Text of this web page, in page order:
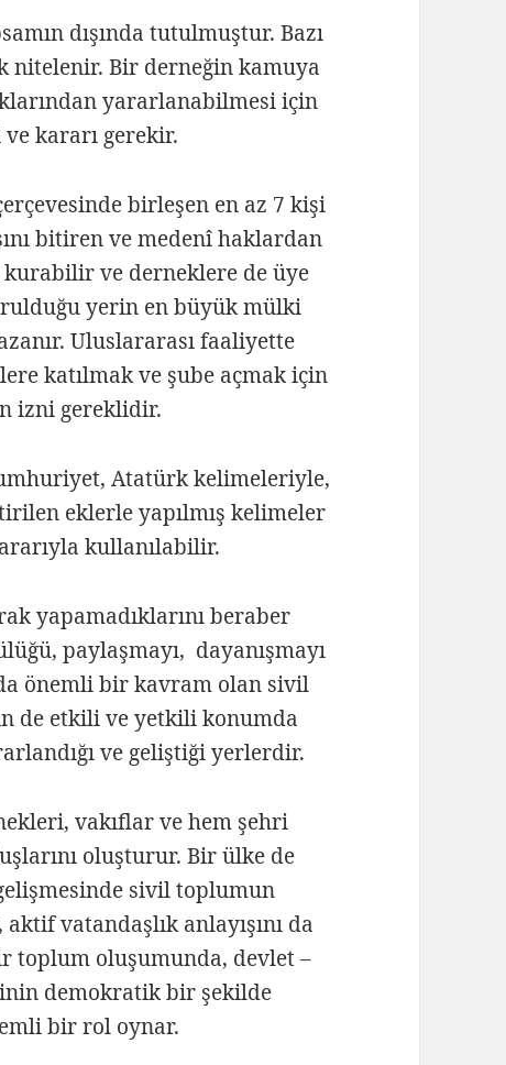
dışında tutulmuştur. Bazı
nitelenir. Bir derneğin kamuya
yararlanabilmesi için
kararı gerekir.
birleşen en az 7 kişi
bitiren ve medenî haklardan
ve derneklere de üye
yerin en büyük mülki
Uluslararası faaliyette
katılmak ve şube açmak için
izni gereklidir.
Atatürk kelimeleriyle,
eklerle yapılmış kelimeler
kullanılabilir.
yapamadıklarını beraber
paylaşmayı, dayanışmayı
önemli bir kavram olan sivil
de etkili ve yetkili konumda
ve geliştiği yerlerdir.
vakıflar ve hem şehri
oluşturur. Bir ülke de
sivil toplumun
vatandaşlık anlayışını da
toplum oluşumunda, devlet –
demokratik bir şekilde
bir rol oynar.